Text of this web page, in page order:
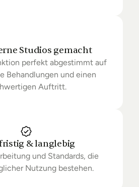
Studios gemacht
perfekt abgestimmt auf
Behandlungen und einen
Auftritt.
& langlebig
und Standards, die
Nutzung bestehen.